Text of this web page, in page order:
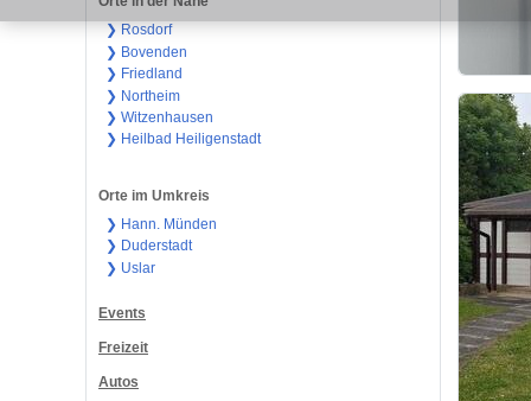
❯ Rosdorf
❯ Bovenden
❯ Friedland
❯ Northeim
❯ Witzenhausen
❯ Heilbad Heiligenstadt
Orte im Umkreis
❯ Hann. Münden
❯ Duderstadt
❯ Uslar
Events
Freizeit
Autos